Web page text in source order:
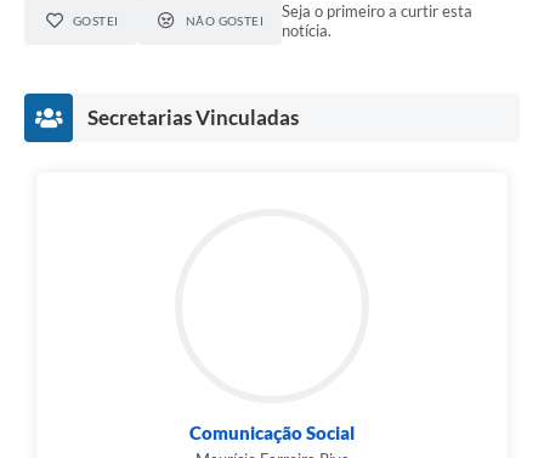
GOSTEI NÃO GOSTEI
Seja o primeiro a curtir esta
notícia.
Secretarias Vinculadas
Comunicação Social